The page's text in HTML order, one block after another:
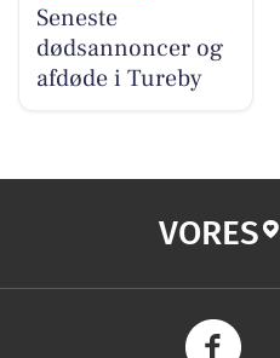
Seneste
dødsannoncer og
afdøde i Tureby
VORES